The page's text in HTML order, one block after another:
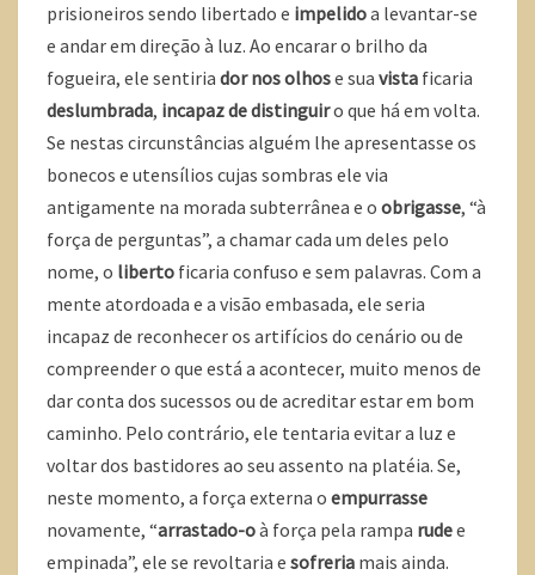
prisioneiros sendo libertado e impelidoa levantar-se
e andar em direção à luz. Ao encarar o brilho da
fogueira, ele sentiria dor nos olhose sua vista ficaria
deslumbrada, incapaz de distinguiro que há em volta.
Se nestas circunstâncias alguém lhe apresentasse os
bonecos e utensílios cujas sombras ele via
antigamente na morada subterrânea e o obrigasse, “à
força de perguntas”, a chamar cada um deles pelo
nome, o liberto ficaria confuso e sem palavras. Com a
mente atordoada e a visão embasada, ele seria
incapaz de reconhecer os artifícios do cenário ou de
compreender o que está a acontecer, muito menos de
dar conta dos sucessos ou de acreditar estar em bom
caminho. Pelo contrário, ele tentaria evitar a luz e
voltar dos bastidores ao seu assento na platéia. Se,
neste momento, a força externa o empurrasse
novamente, “arrastado-oà força pela rampa rudee
empinada”, ele se revoltaria e sofreria mais ainda.